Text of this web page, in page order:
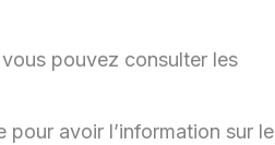
pouvez consulter les
pour avoir l’information sur le